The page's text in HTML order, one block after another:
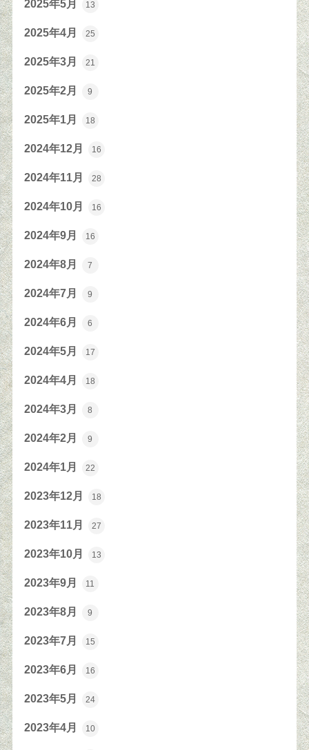
2025年5月 13
2025年4月 25
2025年3月 21
2025年2月 9
2025年1月 18
2024年12月 16
2024年11月 28
2024年10月 16
2024年9月 16
2024年8月 7
2024年7月 9
2024年6月 6
2024年5月 17
2024年4月 18
2024年3月 8
2024年2月 9
2024年1月 22
2023年12月 18
2023年11月 27
2023年10月 13
2023年9月 11
2023年8月 9
2023年7月 15
2023年6月 16
2023年5月 24
2023年4月 10